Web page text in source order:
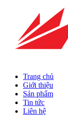
Trang chủ
Giới thiệu
Sản phẩm
Tin tức
Liên hệ